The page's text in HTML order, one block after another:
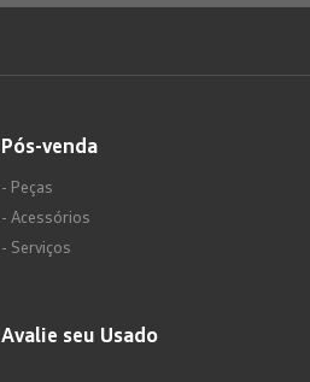
Pós-venda
- Peças
- Acessórios
- Serviços
Avalie seu Usado